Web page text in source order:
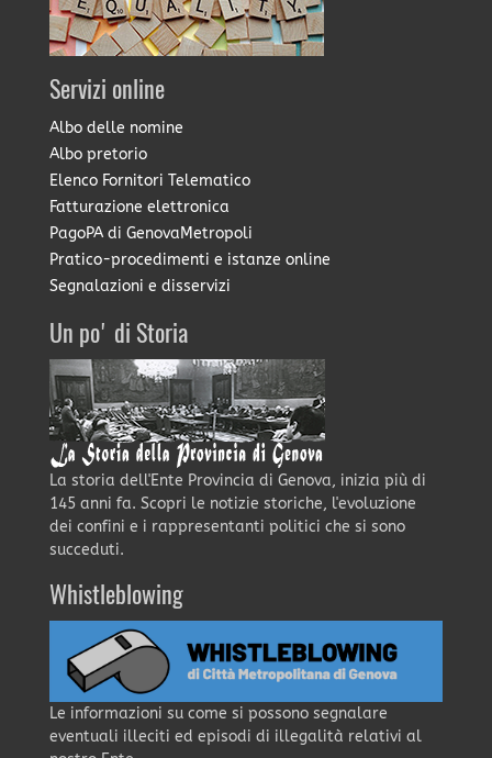
Servizi online
Albo delle nomine
Albo pretorio
Elenco Fornitori Telematico
Fatturazione elettronica
PagoPA di GenovaMetropoli
Pratico-procedimenti e istanze online
Segnalazioni e disservizi
Un po' di Storia
La storia dell'Ente Provincia di Genova, inizia più di
145 anni fa. Scopri le notizie storiche, l'evoluzione
dei confini e i rappresentanti politici che si sono
succeduti.
Whistleblowing
Le informazioni su come si possono segnalare
eventuali illeciti ed episodi di illegalità relativi al